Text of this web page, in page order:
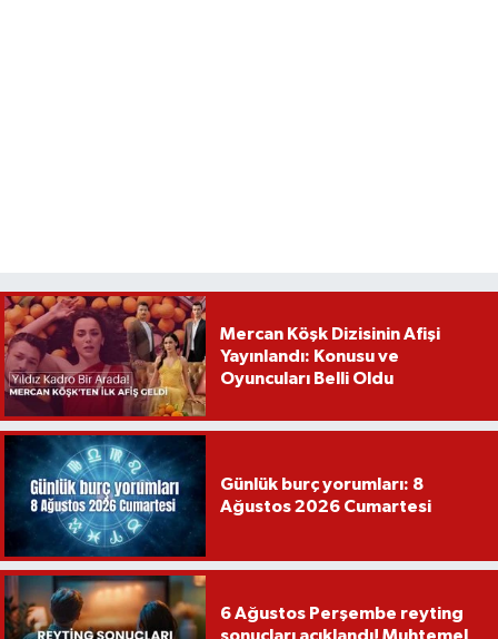
Mercan Köşk Dizisinin Afişi
Yayınlandı: Konusu ve
Oyuncuları Belli Oldu
Günlük burç yorumları: 8
Ağustos 2026 Cumartesi
6 Ağustos Perşembe reyting
sonuçları açıklandı! Muhtemel